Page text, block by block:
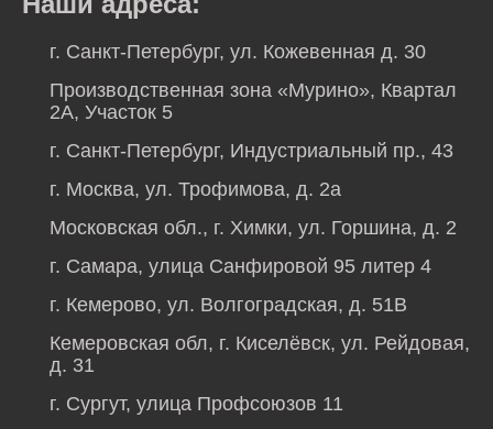
г. Санкт-Петербург, ул. Кожевенная д. 30
Производственная зона «Мурино», Квартал
2А, Участок 5
г. Санкт-Петербург, Индустриальный пр., 43
г. Москва, ул. Трофимова, д. 2а
Московская обл., г. Химки, ул. Горшина, д. 2
г. Самара, улица Санфировой 95 литер 4
г. Кемерово, ул. Волгоградская, д. 51В
Кемеровская обл, г. Киселёвск, ул. Рейдовая,
д. 31
г. Сургут, улица Профсоюзов 11